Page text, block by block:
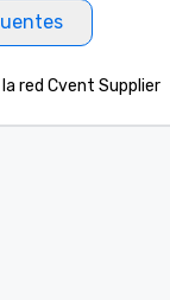
red Cvent Supplier